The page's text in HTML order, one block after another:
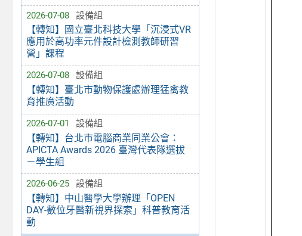
2026-07-08 設備組
【轉知】國立臺北科技大學「沉浸式VR
應用於高功率元件設計檢測教師研習
營」課程
2026-07-08 設備組
【轉知】臺北市動物保護處辦理猛禽教
育推廣活動
2026-07-01 設備組
【轉知】台北市電腦商業同業公會：
APICTA Awards 2026 臺灣代表隊選拔
－學生組
2026-06-25 設備組
【轉知】中山醫學大學辦理「OPEN
DAY-數位牙醫新視界探索」科普教育活
動